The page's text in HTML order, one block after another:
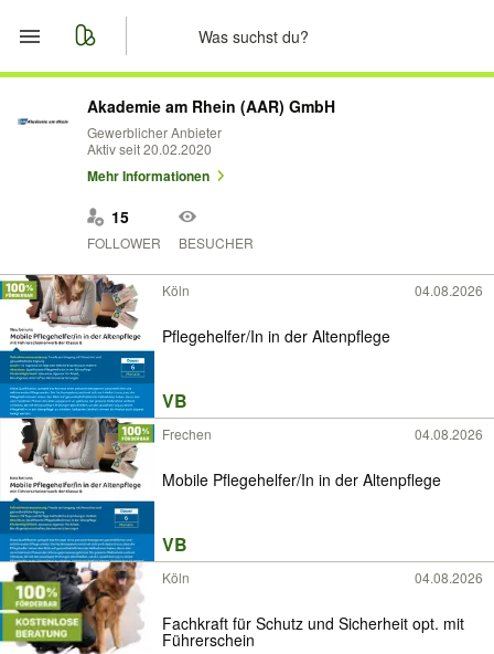
Start
Merkliste
Nachrichten
Akademie am Rhein (AAR) GmbH
Gewerblicher Anbieter
Aktiv seit 20.02.2020
Mehr Informationen
15
FOLLOWER BESUCHER
Köln 04.08.2026
Pflegehelfer/In in der Altenpflege
VB
Frechen 04.08.2026
Mobile Pflegehelfer/In in der Altenpflege
VB
Köln 04.08.2026
Fachkraft für Schutz und Sicherheit opt. mit
Führerschein